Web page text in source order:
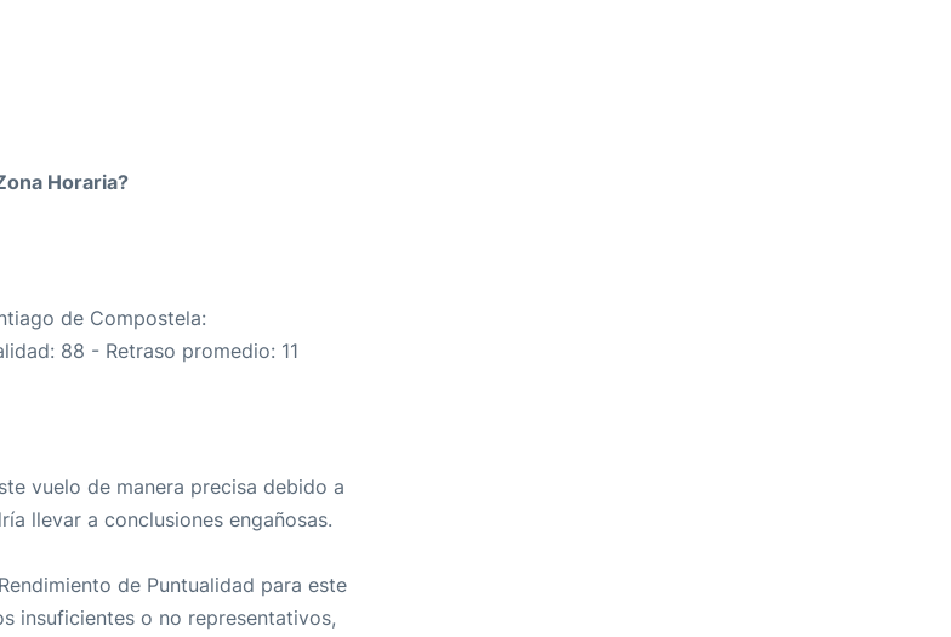
Horaria?
de Compostela:
88 - Retraso promedio: 11
vuelo de manera precisa debido a
llevar a conclusiones engañosas.
de Puntualidad para este
insuficientes o no representativos,